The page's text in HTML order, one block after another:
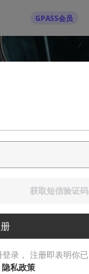
GPASS会员
获取短信验证码
录， 注册即表明你已
隐私政策